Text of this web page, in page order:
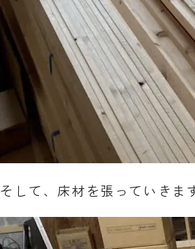
そして、床材を張っていきま